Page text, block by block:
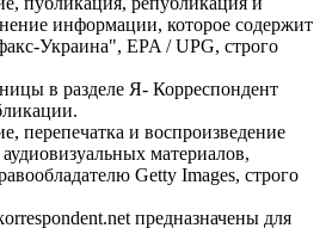
информации, которое содержит
Украина", EPA / UPG, строго
в разделе Я- Корреспондент
перепечатка и воспроизведение
материалов,
Getty Images, строго
предназначены для